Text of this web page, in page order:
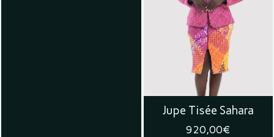
Jupe Tisée Sahara
920,00€